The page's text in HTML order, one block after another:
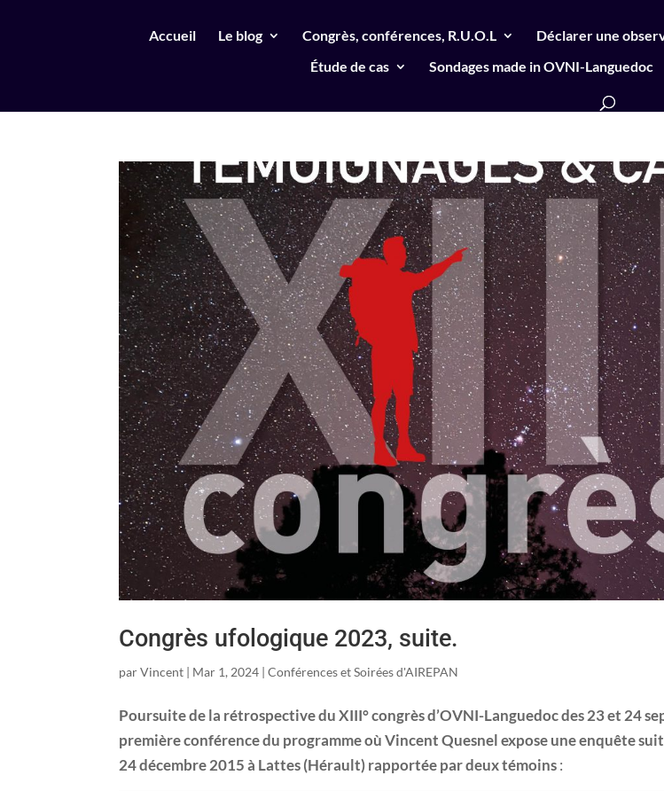
Accueil Le blog Congrès, conférences, R.U.O.L Déclarer une
Étude de cas
Sondages made in OVNI-Languedoc
Congrès ufologique 2023, suite.
parVincent | Mar 1, 2024 |Conférences et Soirées d'AIREPAN
Poursuite de la rétrospective du XIII° congrès d’OVNI-Languedoc des 23 et 24
première conférence du programme où Vincent Quesnel expose une enquête
24 décembre 2015 à Lattes (Hérault) rapportée par deux témoins: